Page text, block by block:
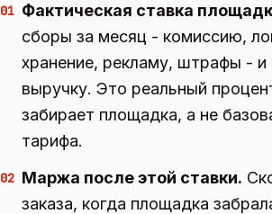
01 Фактическая ставка
сборы за месяц - комиссию,
хранение, рекламу, штрафы - и
выручку. Это реальный
забирает площадка, а не
тарифа.
02 Маржа после этой ставки.
заказа, когда площадка